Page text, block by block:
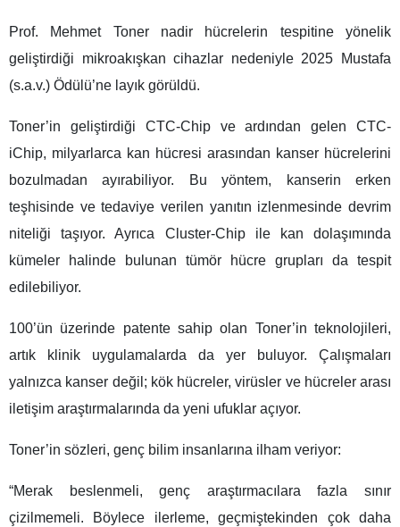
Prof. Mehmet Toner nadir hücrelerin tespitine yönelik
geliştirdiği mikroakışkan cihazlar nedeniyle 2025 Mustafa
(s.a.v.) Ödülü’ne layık görüldü.
Toner’in geliştirdiği CTC-Chip ve ardından gelen CTC-
iChip, milyarlarca kan hücresi arasından kanser hücrelerini
bozulmadan ayırabiliyor. Bu yöntem, kanserin erken
teşhisinde ve tedaviye verilen yanıtın izlenmesinde devrim
niteliği taşıyor. Ayrıca Cluster-Chip ile kan dolaşımında
kümeler halinde bulunan tümör hücre grupları da tespit
edilebiliyor.
100’ün üzerinde patente sahip olan Toner’in teknolojileri,
artık klinik uygulamalarda da yer buluyor. Çalışmaları
yalnızca kanser değil; kök hücreler, virüsler ve hücreler arası
iletişim araştırmalarında da yeni ufuklar açıyor.
Toner’in sözleri, genç bilim insanlarına ilham veriyor:
“Merak beslenmeli, genç araştırmacılara fazla sınır
çizilmemeli. Böylece ilerleme, geçmiştekinden çok daha